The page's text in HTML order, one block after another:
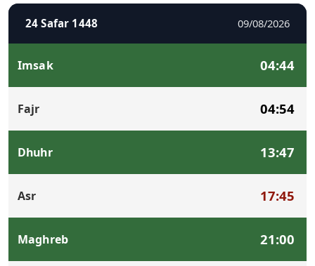
24 Safar 1448 09/08/2026
Imsak 04:44
Fajr 04:54
Dhuhr 13:47
Asr 17:45
Maghreb 21:00